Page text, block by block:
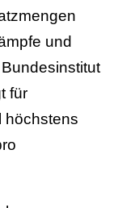
und
für
höchstens